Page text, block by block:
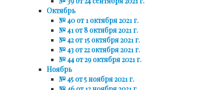
Октябрь
№ 40 от 1 октября 2021 г.
№ 41 от 8 октября 2021 г.
№ 42 от 15 октября 2021 г.
№ 43 от 22 октября 2021 г.
№ 44 от 29 октября 2021 г.
Ноябрь
№ 45 от 5 ноября 2021 г.